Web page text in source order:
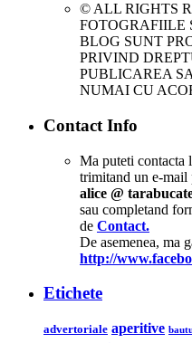
© ALL RIGHTS
FOTOGRAFIILE
BLOG SUNT
PRIVIND
PUBLICAREA
NUMAI CU
Contact Info
Ma puteti contacta
trimitand un e-mail
alice @
sau completand
de Contact.
De asemenea, ma
http://
Etichete
advertoriale aperitive